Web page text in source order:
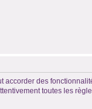
accorder des
toutes les